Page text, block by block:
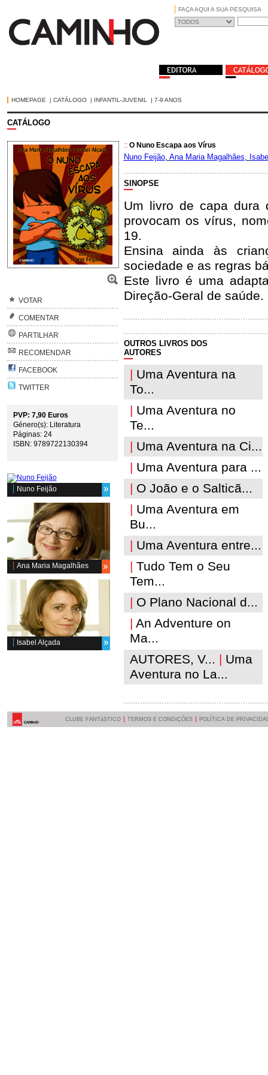
FAÇA AQUI A SUA PESQUISA
HOMEPAGE | CATÁLOGO| INFANTIL-JUVENIL | 7-9 ANOS
CATÁLOGO
VOTAR
COMENTAR
PARTILHAR
RECOMENDAR
FACEBOOK
TWITTER
PVP: 7,90 Euros
Género(s): Literatura
Páginas: 24
ISBN: 9789722130394
Nuno Feijão
Ana Maria Magalhães
Isabel Alçada
:: O Nuno Escapa aos Vírus
Nuno Feijão, Ana Maria Magalhães,
SINOPSE
Um livro de capa dura
provocam os vírus,
19.
Ensina ainda às
sociedade e as regras
Este livro é uma
Direção-Geral de saúde.
OUTROS LIVROS DOS
AUTORES
| Uma Aventura na
To...
| Uma Aventura no
Te...
| Uma Aventura na Ci...
| Uma Aventura para ...
| O João e o Salticã...
| Uma Aventura em
Bu...
| Uma Aventura entre...
| Tudo Tem o Seu
Tem...
| O Plano Nacional d...
| An Adventure on
Ma...
AUTORES, V... | Uma
Aventura no La...
CLUBE FANTáSTICO TERMOS E CONDIÇÕES POLÍTICA DE